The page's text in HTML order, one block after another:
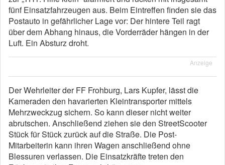
fünf Einsatzfahrzeugen aus. Beim Eintreffen finden sie das
Postauto in gefährlicher Lage vor: Der hintere Teil ragt
über dem Abhang hinaus, die Vorderräder hängen in der
Luft. Ein Absturz droht.
Anzeige
Der Wehrleiter der FF Frohburg, Lars Kupfer, lässt die
Kameraden den havarierten Kleintransporter mittels
Mehrzweckzug sichern. So kann dieser nicht weiter
abrutschen. Anschließend ziehen sie den StreetScooter
Stück für Stück zurück auf die Straße. Die Post-
Mitarbeiterin kann ihren Wagen anschließend ohne
Blessuren verlassen. Die Einsatzkräfte treten den